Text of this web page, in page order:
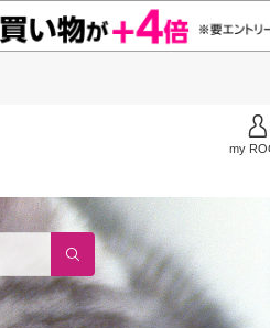
my